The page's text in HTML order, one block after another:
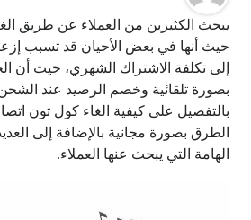
يبحث الكثيرين من العملاء عن طريق
حيث أنها في بعض الأحيان قد تسبب
إلى تكلفة الاشتراك الشهري، حيث أن
بصورة تلقائية وخصم الرصيد عند
بالتفصيل على كيفية الغاء كول تون
الطرق بصورة مجانية بالإضافة إلى
الهامة التي يبحث عنها العملاء.